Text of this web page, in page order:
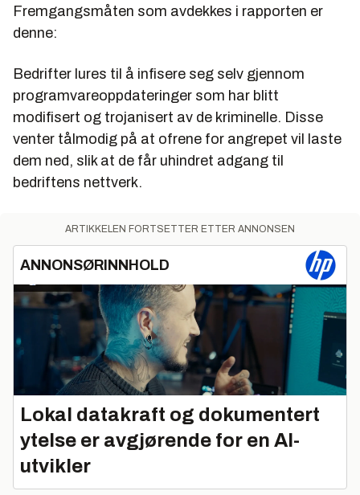
Fremgangsmåten som avdekkes i rapporten er
denne:
Bedrifter lures til å infisere seg selv gjennom
programvareoppdateringer som har blitt
modifisert og trojanisert av de kriminelle. Disse
venter tålmodig på at ofrene for angrepet vil laste
dem ned, slik at de får uhindret adgang til
bedriftens nettverk.
ARTIKKELEN FORTSETTER ETTER ANNONSEN
ANNONSØRINNHOLD
Lokal datakraft og dokumentert
ytelse er avgjørende for en AI-
utvikler